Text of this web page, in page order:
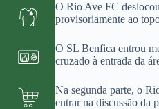
O Rio Ave FC
provisoriamente ao
O SL Benfica entrou
cruzado à entrada da
Na segunda parte, o
entrar na discussão da